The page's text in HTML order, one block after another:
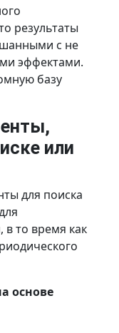
результаты
с не
эффектами.
базу
или
для поиска
в то время как
основе